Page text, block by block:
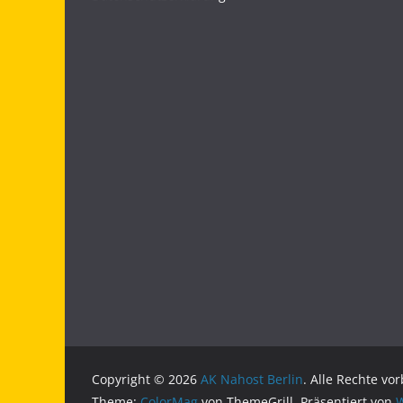
Copyright © 2026 AK Nahost Berlin. Alle Rechte